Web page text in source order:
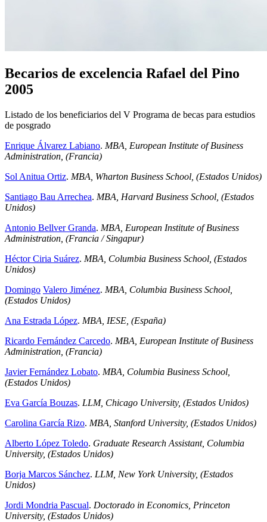
Becarios de excelencia Rafael del Pino
2005
Listado de los beneficiarios del V Programa de becas para estudios
de posgrado
Enrique Álvarez Labiano. MBA, European Institute of Business
Administration, (Francia)
Sol Anitua Ortiz. MBA, Wharton Business School, (Estados Unidos)
Santiago Bau Arrechea. MBA, Harvard Business School, (Estados
Unidos)
Antonio Bellver Granda. MBA, European Institute of Business
Administration, (Francia / Singapur)
Héctor Ciria Suárez. MBA, Columbia Business School, (Estados
Unidos)
Domingo Valero Jiménez. MBA, Columbia Business School,
(Estados Unidos)
Ana Estrada López. MBA, IESE, (España)
Ricardo Fernández Carcedo. MBA, European Institute of Business
Administration, (Francia)
Javier Fernández Lobato. MBA, Columbia Business School,
(Estados Unidos)
Eva García Bouzas. LLM, Chicago University, (Estados Unidos)
Carolina García Rizo. MBA, Stanford University, (Estados Unidos)
Alberto López Toledo. Graduate Research Assistant, Columbia
University, (Estados Unidos)
Borja Marcos Sánchez. LLM, New York University, (Estados
Unidos)
Jordi Mondria Pascual. Doctorado in Economics, Princeton
University, (Estados Unidos)